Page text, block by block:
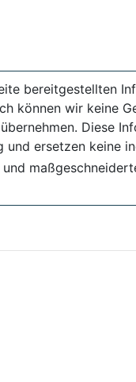
bereitgestellten
können wir keine
Diese
und ersetzen keine
und